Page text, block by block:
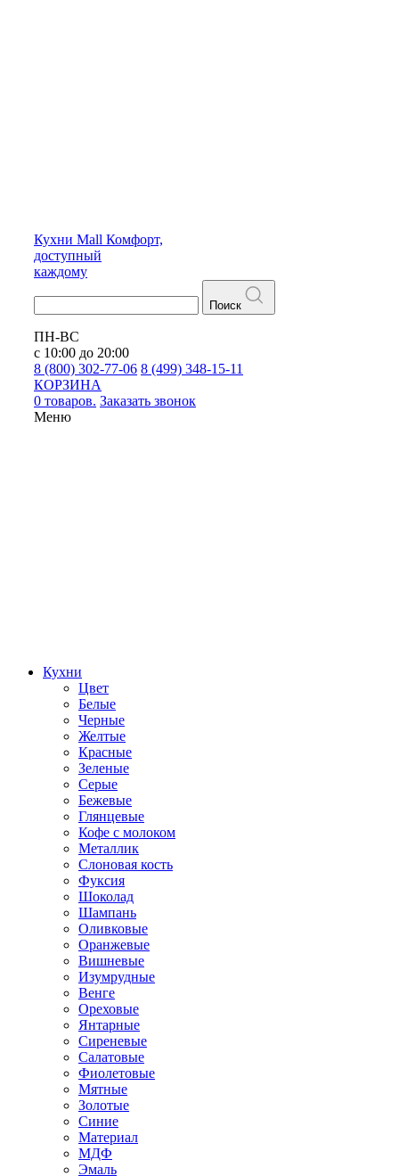
Кухни Mall Комфорт,
доступный
каждому
Поиск
ПН-ВС
с 10:00 до 20:00
8 (800) 302-77-06 8 (499) 348-15-11
КОРЗИНА
0 товаров. Заказать звонок
Меню
Кухни
Цвет
Белые
Черные
Желтые
Красные
Зеленые
Серые
Бежевые
Глянцевые
Кофе с молоком
Металлик
Слоновая кость
Фуксия
Шоколад
Шампань
Оливковые
Оранжевые
Вишневые
Изумрудные
Венге
Ореховые
Янтарные
Сиреневые
Салатовые
Фиолетовые
Мятные
Золотые
Синие
Материал
МДФ
Эмаль